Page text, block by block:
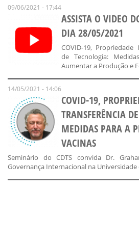
09/06/2021 - 17:44
ASSISTA O VIDEO
DIA 28/05/2021
COVID-19,
de Tecnologia:
Aumentar a Produção e
14/05/2021 - 14:06
COVID-19,
TRANSFERÊNCIA
MEDIDAS PARA A
VACINAS
Seminário do CDTS convida Dr.
Governança Internacional na Universidade